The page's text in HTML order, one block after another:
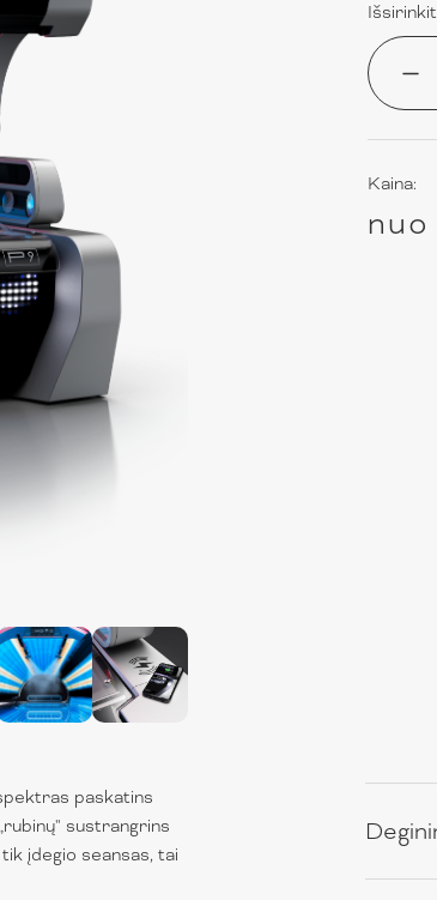
Kaina:
nuo
paskatins
sustrangrins
įdegio seansas, tai